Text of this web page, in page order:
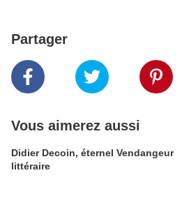
Partager
Vous aimerez aussi
Didier Decoin, éternel Vendangeur
littéraire